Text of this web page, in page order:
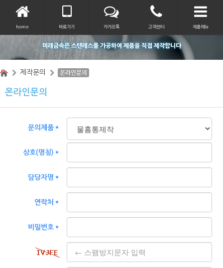
home 바로가기 카카오톡 고객센터 제품메뉴
미래금속은 스텐레스를 가공하여 제품을 직접 제작합니다
제작문의 온라인문의
온라인문의
문의제품＊
상호(명칭)＊
담당자명＊
연락처＊
비밀번호＊